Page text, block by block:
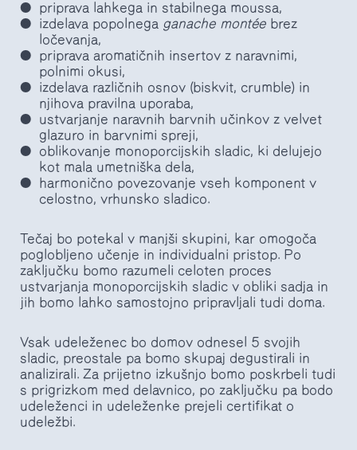
priprava lahkega in stabilnega moussa,
izdelava popolnega ganache montée brez
ločevanja,
priprava aromatičnih insertov z naravnimi,
polnimi okusi,
izdelava različnih osnov (biskvit, crumble) in
njihova pravilna uporaba,
ustvarjanje naravnih barvnih učinkov z velvet
glazuro in barvnimi spreji,
oblikovanje monoporcijskih sladic, ki delujejo
kot mala umetniška dela,
harmonično povezovanje vseh komponent v
celostno, vrhunsko sladico.
Tečaj bo potekal v manjši skupini, kar omogoča
poglobljeno učenje in individualni pristop. Po
zaključku bomo razumeli celoten proces
ustvarjanja monoporcijskih sladic v obliki sadja in
jih bomo lahko samostojno pripravljali tudi doma.
Vsak udeleženec bo domov odnesel 5 svojih
sladic, preostale pa bomo skupaj degustirali in
analizirali. Za prijetno izkušnjo bomo poskrbeli tudi
s prigrizkom med delavnico, po zaključku pa bodo
udeleženci in udeleženke prejeli certifikat o
udeležbi.